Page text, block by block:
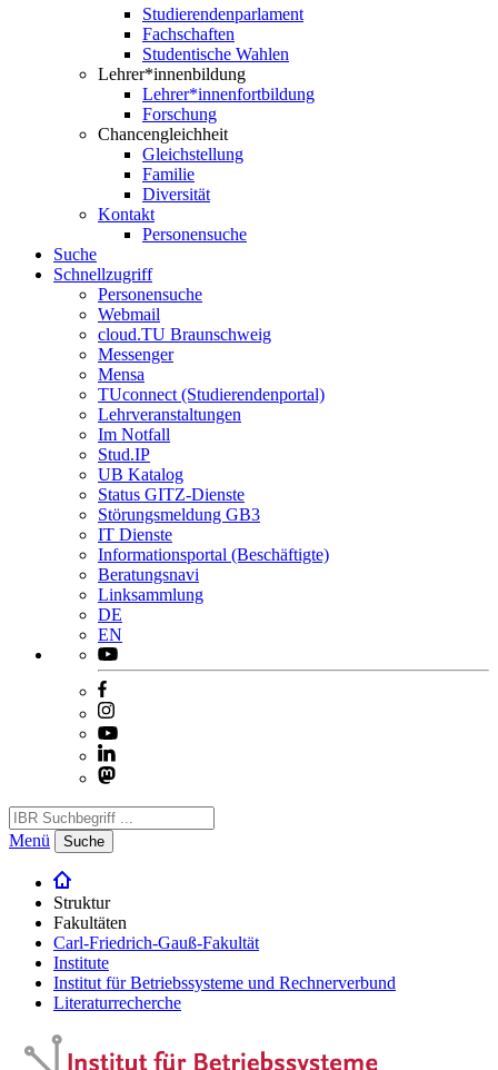
Studierendenparlament
Fachschaften
Studentische Wahlen
Lehrer*innenbildung
Lehrer*innenfortbildung
Forschung
Chancengleichheit
Gleichstellung
Familie
Diversität
Kontakt
Personensuche
Suche
Schnellzugriff
Personensuche
Webmail
cloud.TU Braunschweig
Messenger
Mensa
TUconnect (Studierendenportal)
Lehrveranstaltungen
Im Notfall
Stud.IP
UB Katalog
Status GITZ-Dienste
Störungsmeldung GB3
IT Dienste
Informationsportal (Beschäftigte)
Beratungsnavi
Linksammlung
DE
EN
Menü Suche
Struktur
Fakultäten
Carl-Friedrich-Gauß-Fakultät
Institute
Institut für Betriebssysteme und Rechnerverbund
Literaturrecherche